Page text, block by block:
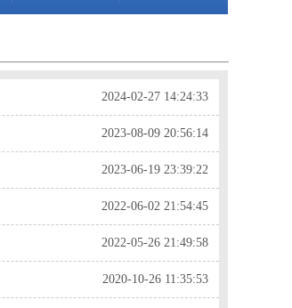
2024-02-27 14:24:33
2023-08-09 20:56:14
2023-06-19 23:39:22
2022-06-02 21:54:45
2022-05-26 21:49:58
2020-10-26 11:35:53